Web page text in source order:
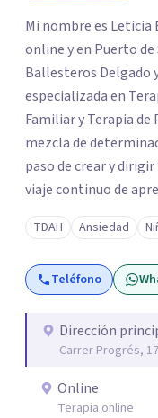
Mi nombre es Leticia
online y en Puerto de Sagunto. Mi
Ballesteros Delgado
especializada en
Familiar y Terapia de Pareja. En 2021,
mezcla de
paso de crear y dirigir
viaje continuo de
moldeado por
que han reafirmado
familias y
guiándolos hacia
TDAH Ansiedad
Teléfono
Dirección
Carrer Progrés,
Online
Terapia online